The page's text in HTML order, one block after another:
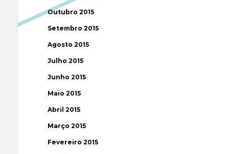
Outubro 2015
Setembro 2015
Agosto 2015
Julho 2015
Junho 2015
Maio 2015
Abril 2015
Março 2015
Fevereiro 2015